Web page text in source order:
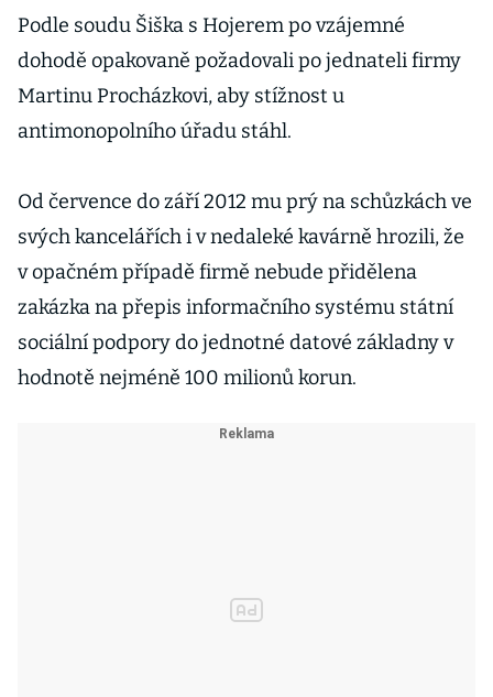
Podle soudu Šiška s Hojerem po vzájemné
dohodě opakovaně požadovali po jednateli firmy
Martinu Procházkovi, aby stížnost u
antimonopolního úřadu stáhl.
Od července do září 2012 mu prý na schůzkách ve
svých kancelářích i v nedaleké kavárně hrozili, že
v opačném případě firmě nebude přidělena
zakázka na přepis informačního systému státní
sociální podpory do jednotné datové základny v
hodnotě nejméně 100 milionů korun.